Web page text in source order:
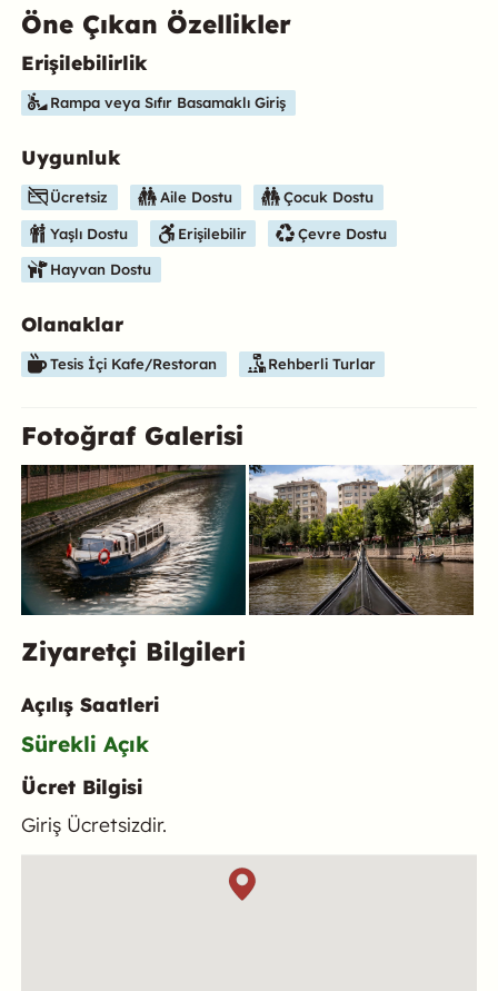
Öne Çıkan Özellikler
Bu mekanın öne çıkan özelliklerini aşağıda bulabilirsiniz.
Erişilebilirlik
Rampa veya Sıfır Basamaklı Giriş
Uygunluk
Ücretsiz Aile Dostu Çocuk Dostu
Yaşlı Dostu Erişilebilir Çevre Dostu
Hayvan Dostu
Olanaklar
Tesis İçi Kafe/Restoran Rehberli Turlar
Fotoğraf Galerisi
Ziyaretçi Bilgileri
Açılış Saatleri
Sürekli Açık
Ücret Bilgisi
Giriş Ücretsizdir.